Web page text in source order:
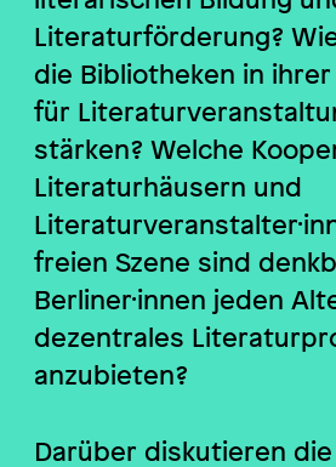
Literaturförderung?
die Bibliotheken in
für
stärken? Welche
Literaturhäusern und
freien Szene sind
Berliner·innen jeden
dezentrales
anzubieten?
Darüber diskutieren